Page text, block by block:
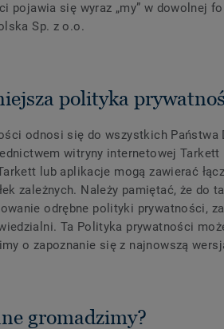
pojawia się wyraz „my” w dowolnej
Sp. z o.o.
polityka
odnosi się do wszystkich Państwa
witryny internetowej
lub aplikacje mogą zawierać
zależnych. Należy pamiętać, że do
odrębne polityki prywatności,
Ta Polityka prywatności
o zapoznanie się z najnowszą
gromadzimy?